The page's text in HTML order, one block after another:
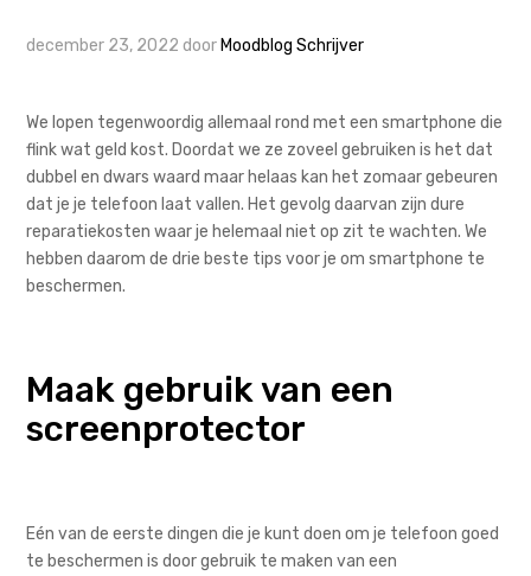
december 23, 2022 door Moodblog Schrijver
We lopen tegenwoordig allemaal rond met een smartphone die
flink wat geld kost. Doordat we ze zoveel gebruiken is het dat
dubbel en dwars waard maar helaas kan het zomaar gebeuren
dat je je telefoon laat vallen. Het gevolg daarvan zijn dure
reparatiekosten waar je helemaal niet op zit te wachten. We
hebben daarom de drie beste tips voor je om smartphone te
beschermen.
Maak gebruik van een
screenprotector
Eén van de eerste dingen die je kunt doen om je telefoon goed
te beschermen is door gebruik te maken van een